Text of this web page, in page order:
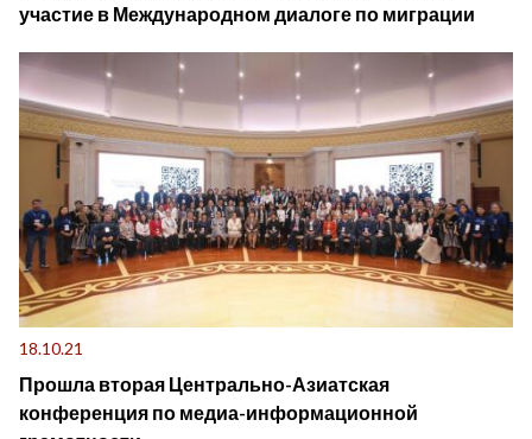
участие в Международном диалоге по миграции
18.10.21
Прошла вторая Центрально-Азиатская
конференция по медиа-информационной